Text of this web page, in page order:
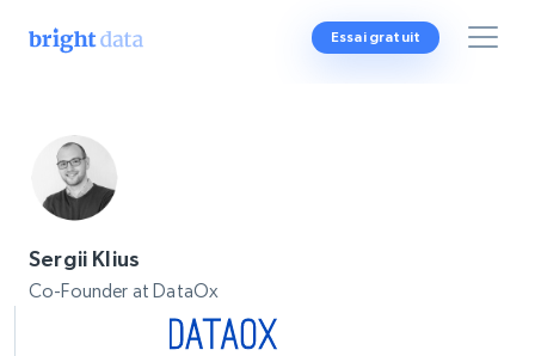
Essai gratuit
Sergii Klius
Co-Founder at DataOx